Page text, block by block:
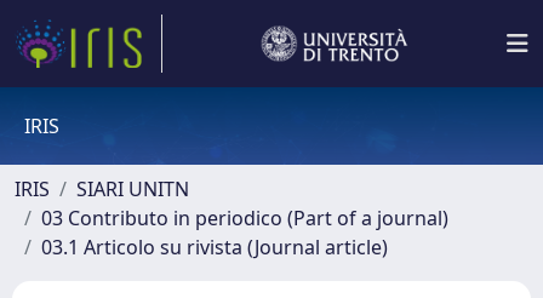
IRIS
IRIS
SIARI UNITN
03 Contributo in periodico (Part of a journal)
03.1 Articolo su rivista (Journal article)